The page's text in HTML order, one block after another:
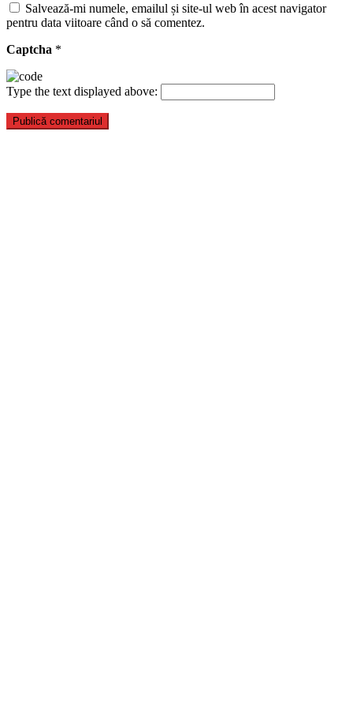
Salvează-mi numele, emailul și site-ul web în acest navigator
pentru data viitoare când o să comentez.
Captcha *
Type the text displayed above: